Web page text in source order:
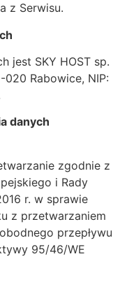
z Serwisu.
jest SKY HOST sp.
Rabowice, NIP:
danych
zgodnie z
i Rady
r. w sprawie
z przetwarzaniem
przepływu
95/46/WE